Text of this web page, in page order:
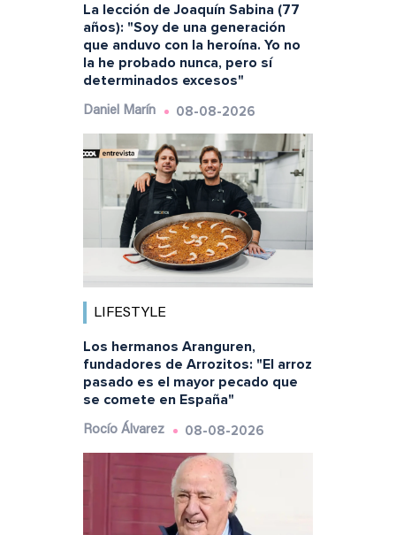
La lección de Joaquín Sabina (77
años): "Soy de una generación
que anduvo con la heroína. Yo no
la he probado nunca, pero sí
determinados excesos"
Daniel Marín 08-08-2026
LIFESTYLE
Los hermanos Aranguren,
fundadores de Arrozitos: "El arroz
pasado es el mayor pecado que
se comete en España"
Rocío Álvarez 08-08-2026